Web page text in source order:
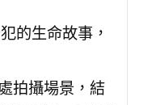
的生命故事，
拍攝場景，結